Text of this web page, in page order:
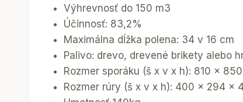
Výhrevnosť do 150 m3
Účinnosť: 83,2%
Maximálna dĺžka polena: 34 v 16 cm
Palivo: drevo, drevené brikety alebo
Rozmer sporáku (š x v x h): 810 x
Rozmer rúry (š x v x h): 400 x 294 x